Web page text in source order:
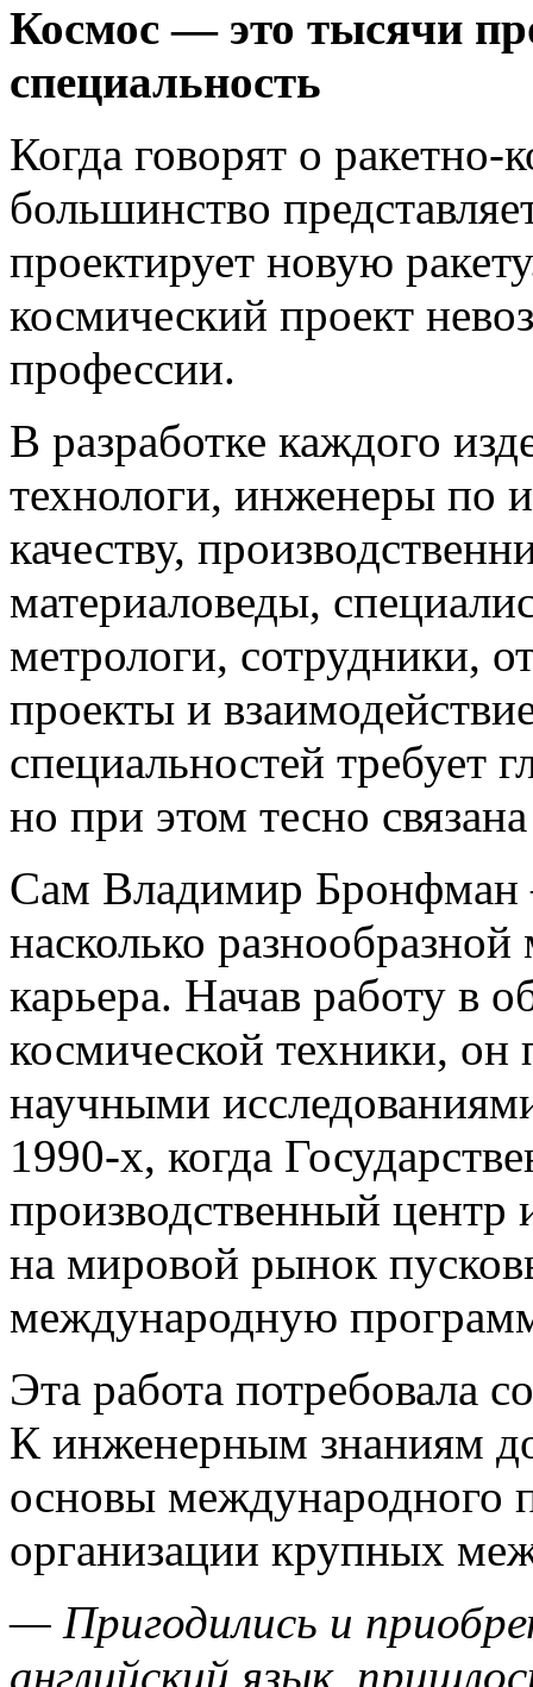
Космос — это тысячи
специальность
Когда говорят о ракетно-
большинство
проектирует новую
космический проект
профессии.
В разработке каждого
технологи, инженеры по
качеству,
материаловеды,
метрологи, сотрудники,
проекты и
специальностей требует
но при этом тесно
Сам Владимир
насколько
карьера. Начав работу в
космической техники, он
научными
1990-х, когда
производственный
на мировой рынок
международную
Эта работа потребовала
К инженерным знаниям
основы международного
организации крупных
— Пригодились и
английский язык,